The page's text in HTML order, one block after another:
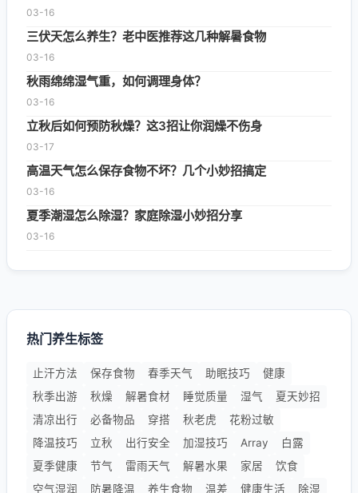
03-16
三伏天怎么养生？老中医推荐这几种解暑食物
03-16
秋雨绵绵湿气重，如何调理身体？
03-16
立秋后如何预防秋燥？这3招让你润燥不伤身
03-17
高温天气怎么保存食物不坏？几个小妙招搞定
03-16
夏季潮湿怎么除湿？家庭除湿小妙招分享
03-16
热门养生标签
止汗方法 保存食物 春季天气 助眠技巧
健康
秋季出游
秋燥 解暑食材 睡觉质量 湿气
夏天妙招
清凉出行
必备物品 穿搭 秋老虎
花粉过敏
降温技巧
立秋 出行安全 加湿技巧 Array
白露
夏季健康
节气 雷雨天气 解暑水果 家居
饮食
空气湿润
防暑降温 养生食物 温差 健康生活 除湿